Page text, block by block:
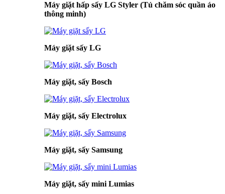
Máy giặt hấp sấy LG Styler (Tủ chăm sóc quần áo
thông minh)
Máy giặt sấy LG
Máy giặt, sấy Bosch
Máy giặt, sấy Electrolux
Máy giặt, sấy Samsung
Máy giặt, sấy mini Lumias